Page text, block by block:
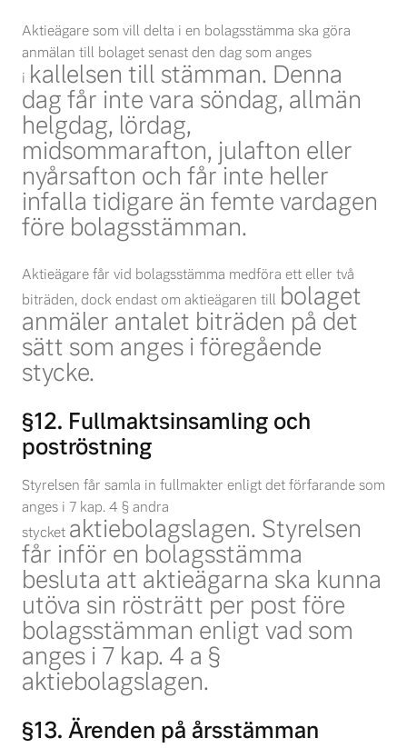
Aktieägare som vill delta i en bolagsstämma ska göra
anmälan till bolaget senast den dag som anges
i kallelsen till stämman. Denna
dag får inte vara söndag, allmän
helgdag, lördag,
midsommarafton, julafton eller
nyårsafton och får inte heller
infalla tidigare än femte vardagen
före bolagsstämman.
Aktieägare får vid bolagsstämma medföra ett eller två
biträden, dock endast om aktieägaren till bolaget
anmäler antalet biträden på det
sätt som anges i föregående
stycke.
§12. Fullmaktsinsamling och
poströstning
Styrelsen får samla in fullmakter enligt det förfarande som
anges i 7 kap. 4 § andra
stycket aktiebolagslagen. Styrelsen
får inför en bolagsstämma
besluta att aktieägarna ska kunna
utöva sin rösträtt per post före
bolagsstämman enligt vad som
anges i 7 kap. 4 a §
aktiebolagslagen.
§13. Ärenden på årsstämman